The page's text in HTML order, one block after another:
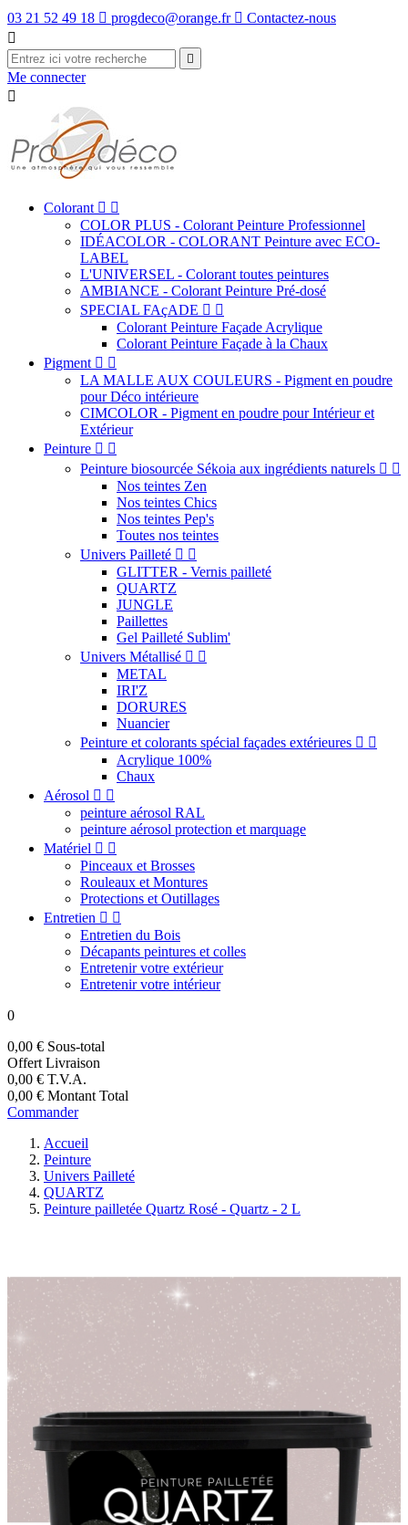
03 21 52 49 18  progdeco@orange.fr  Contactez-nous


Me connecter

Colorant  
COLOR PLUS - Colorant Peinture Professionnel
IDÉACOLOR - COLORANT Peinture avec ECO-
LABEL
L'UNIVERSEL - Colorant toutes peintures
AMBIANCE - Colorant Peinture Pré-dosé
SPECIAL FAçADE  
Colorant Peinture Façade Acrylique
Colorant Peinture Façade à la Chaux
Pigment  
LA MALLE AUX COULEURS - Pigment en poudre
pour Déco intérieure
CIMCOLOR - Pigment en poudre pour Intérieur et
Extérieur
Peinture  
Peinture biosourcée Sékoia aux ingrédients naturels  
Nos teintes Zen
Nos teintes Chics
Nos teintes Pep's
Toutes nos teintes
Univers Pailleté  
GLITTER - Vernis pailleté
QUARTZ
JUNGLE
Paillettes
Gel Pailleté Sublim'
Univers Métallisé  
METAL
IRI'Z
DORURES
Nuancier
Peinture et colorants spécial façades extérieures  
Acrylique 100%
Chaux
Aérosol  
peinture aérosol RAL
peinture aérosol protection et marquage
Matériel  
Pinceaux et Brosses
Rouleaux et Montures
Protections et Outillages
Entretien  
Entretien du Bois
Décapants peintures et colles
Entretenir votre extérieur
Entretenir votre intérieur
0
0,00 € Sous-total
Offert Livraison
0,00 € T.V.A.
0,00 € Montant Total
Commander
Accueil
Peinture
Univers Pailleté
QUARTZ
Peinture pailletée Quartz Rosé - Quartz - 2 L